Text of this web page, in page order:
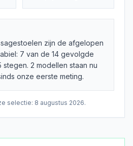
zijn de afgelopen
7 van de 14 gevolgde
2 modellen staan nu
onze eerste meting.
selectie: 8 augustus 2026.